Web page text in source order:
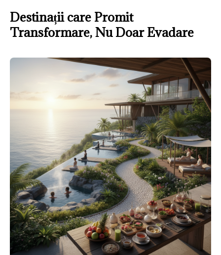
Destinații care Promit
Transformare, Nu Doar Evadare